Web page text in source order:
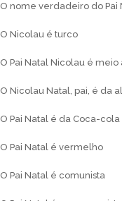
O nome verdadeiro do Pai
O Nicolau é turco
O Pai Natal Nicolau é meio
O Nicolau Natal, pai, é da
O Pai Natal é da Coca-cola
O Pai Natal é vermelho
O Pai Natal é comunista